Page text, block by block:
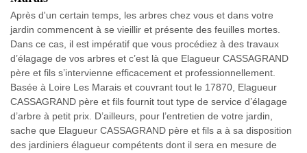
Après d'un certain temps, les arbres chez vous et dans votre
jardin commencent à se vieillir et présente des feuilles mortes.
Dans ce cas, il est impératif que vous procédiez à des travaux
d’élagage de vos arbres et c’est là que Elagueur CASSAGRAND
père et fils s’intervienne efficacement et professionnellement.
Basée à Loire Les Marais et couvrant tout le 17870, Elagueur
CASSAGRAND père et fils fournit tout type de service d’élagage
d’arbre à petit prix. D’ailleurs, pour l’entretien de votre jardin,
sache que Elagueur CASSAGRAND père et fils a à sa disposition
des jardiniers élagueur compétents dont il sera en mesure de